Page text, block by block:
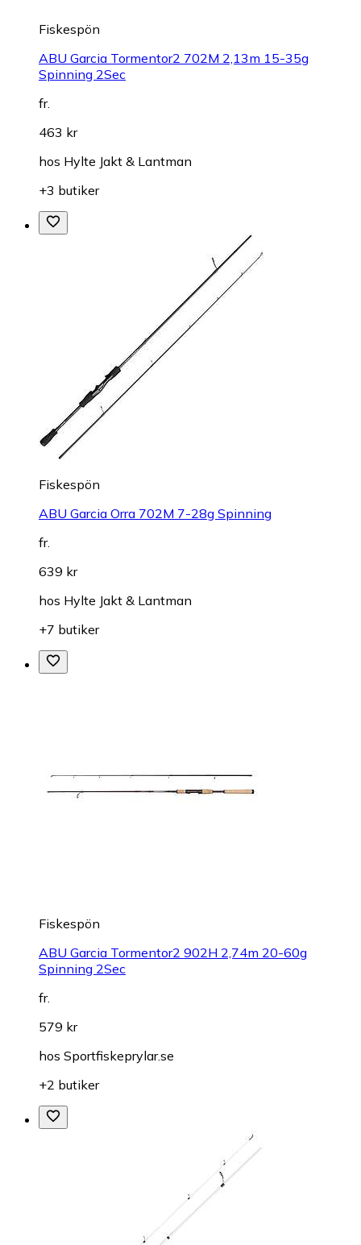
Fiskespön
ABU Garcia Tormentor2 702M 2,13m 15-35g
Spinning 2Sec
fr.
463 kr
hos Hylte Jakt & Lantman
+3 butiker
Fiskespön
ABU Garcia Orra 702M 7-28g Spinning
fr.
639 kr
hos Hylte Jakt & Lantman
+7 butiker
Fiskespön
ABU Garcia Tormentor2 902H 2,74m 20-60g
Spinning 2Sec
fr.
579 kr
hos Sportfiskeprylar.se
+2 butiker